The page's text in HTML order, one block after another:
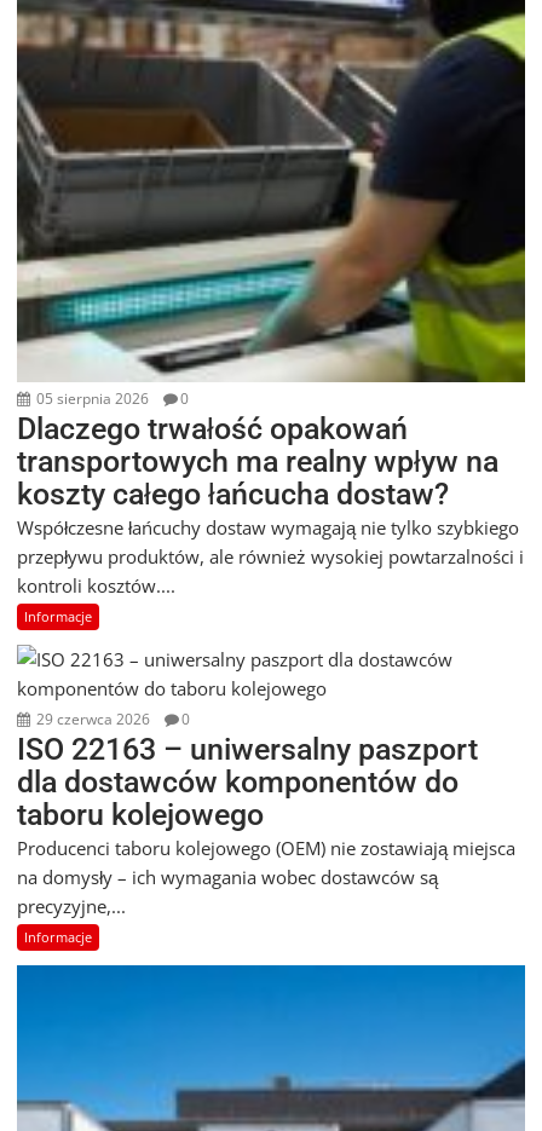
05 sierpnia 2026 0
Dlaczego trwałość opakowań
transportowych ma realny wpływ na
koszty całego łańcucha dostaw?
Współczesne łańcuchy dostaw wymagają nie tylko szybkiego
przepływu produktów, ale również wysokiej powtarzalności i
kontroli kosztów....
Informacje
29 czerwca 2026 0
ISO 22163 – uniwersalny paszport
dla dostawców komponentów do
taboru kolejowego
Producenci taboru kolejowego (OEM) nie zostawiają miejsca
na domysły – ich wymagania wobec dostawców są
precyzyjne,...
Informacje